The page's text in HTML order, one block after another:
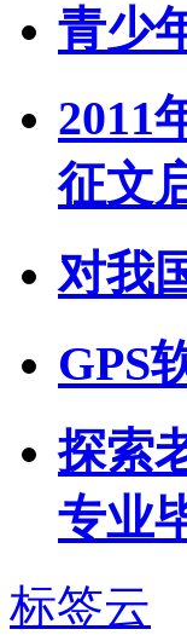
青少
2011
征文
对我
GPS
探索
专业
标签云